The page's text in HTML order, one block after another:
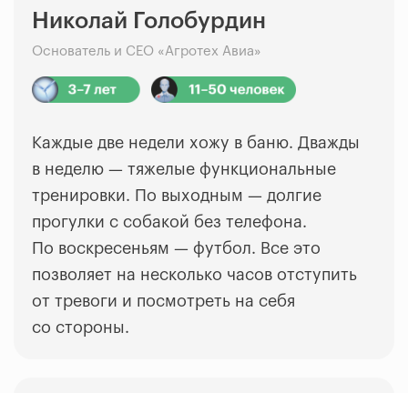
Николай Голобурдин
Основатель и CEO «Агротех Авиа»
Каждые две недели хожу в баню. Дважды
в неделю — тяжелые функциональные
тренировки. По выходным — долгие
прогулки с собакой без телефона.
По воскресеньям — футбол. Все это
позволяет на несколько часов отступить
от тревоги и посмотреть на себя
со стороны.